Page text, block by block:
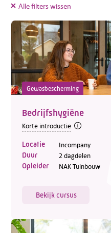
Alle filters wissen
Gewasbescherming
Bedrijfshygiëne
Korte introductie
Locatie Incompany
Duur 2 dagdelen
Opleider NAK Tuinbouw
Bekijk cursus